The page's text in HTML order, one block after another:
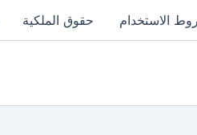
الاستخدام حقوق الملكية